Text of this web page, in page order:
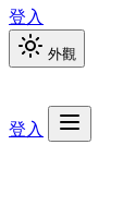
登入
外觀
登入